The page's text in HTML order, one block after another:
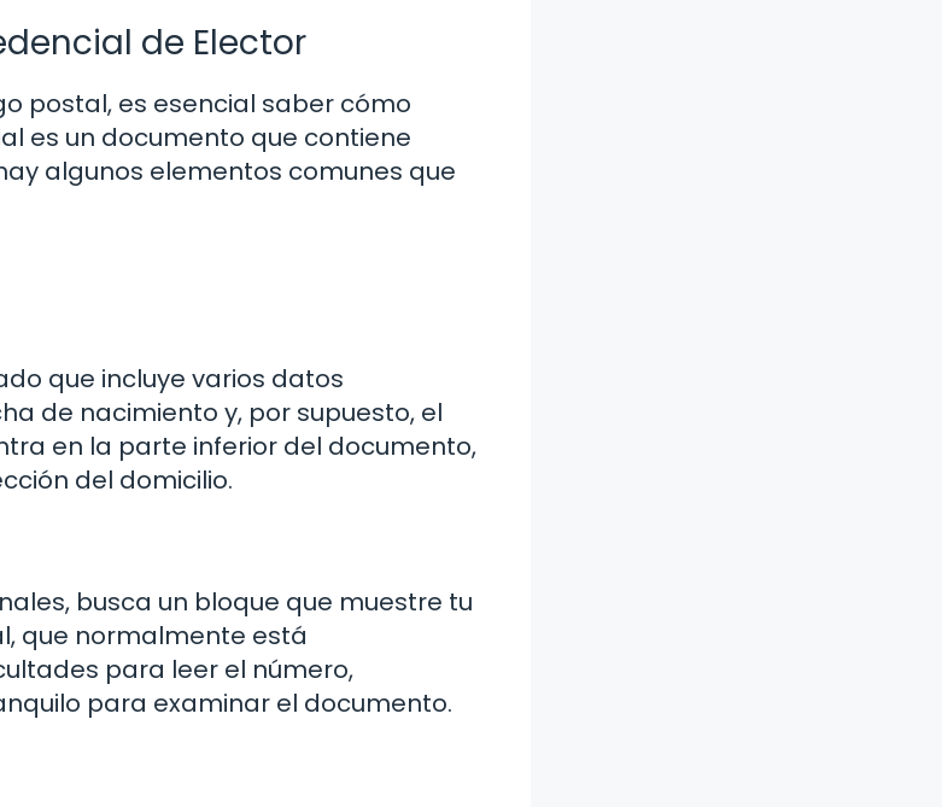
de Elector
postal, es esencial saber cómo
es un documento que contiene
algunos elementos comunes que
que incluye varios datos
de nacimiento y, por supuesto, el
en la parte inferior del documento,
del domicilio.
busca un bloque que muestre tu
que normalmente está
para leer el número,
para examinar el documento.